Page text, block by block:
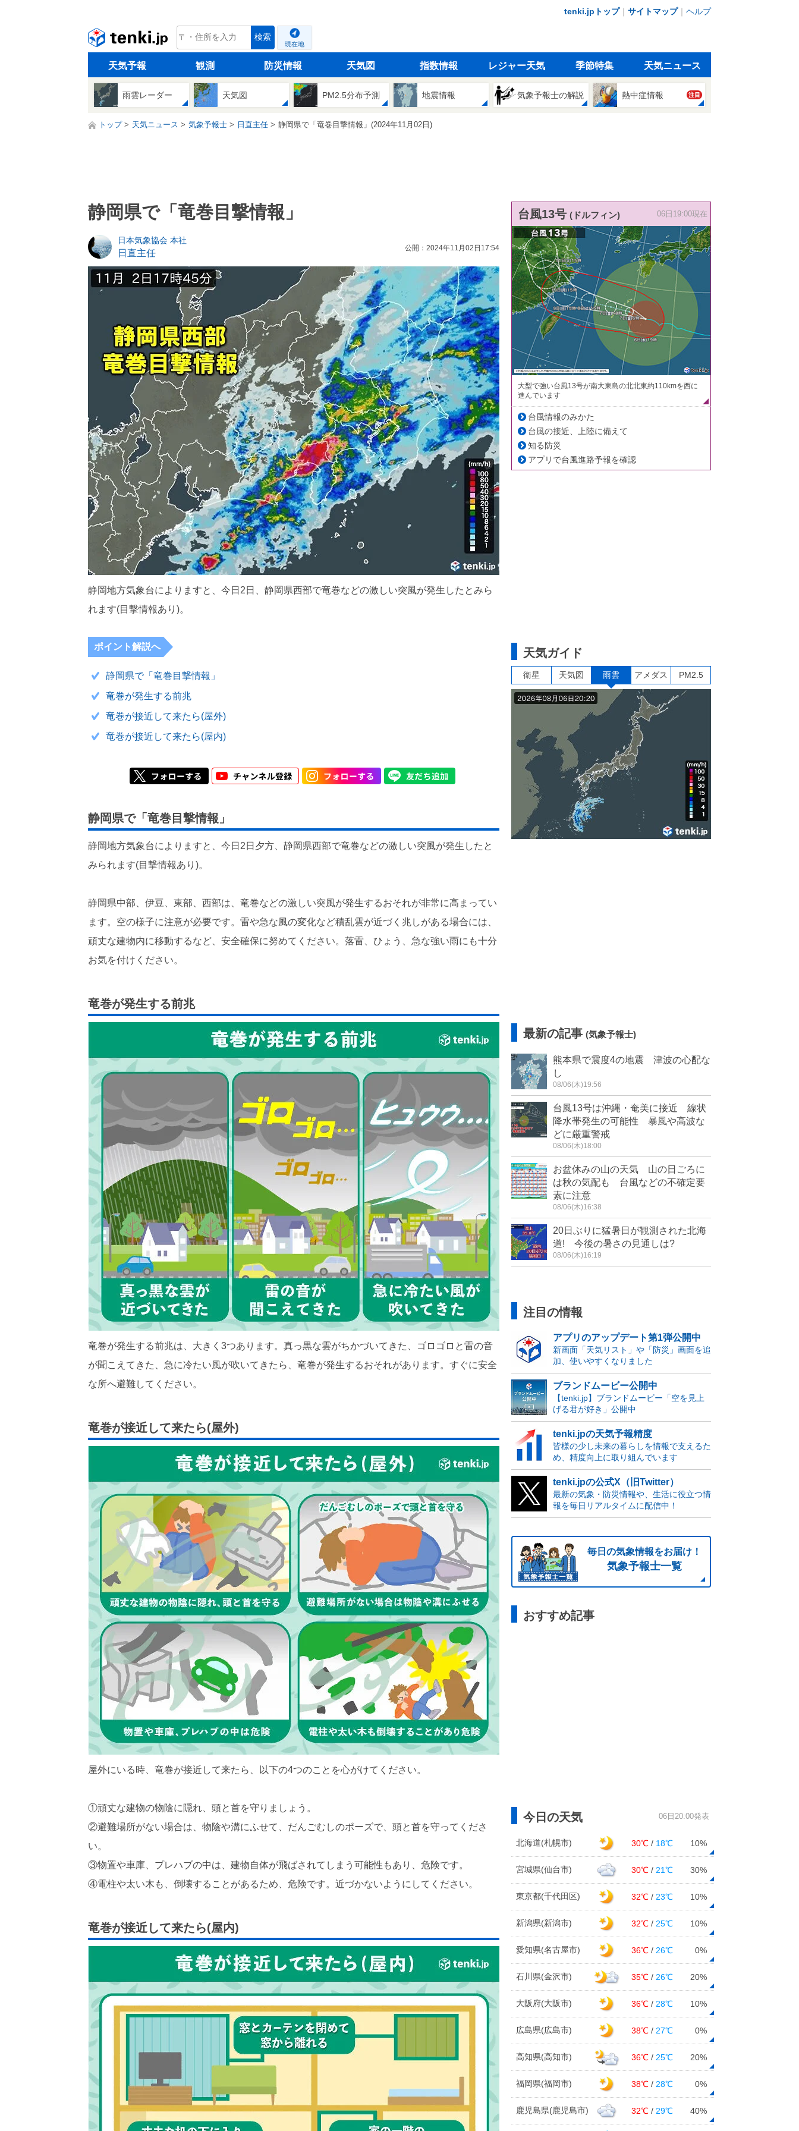
tenki.jpトップ｜ サイトマップ｜ ヘルプ
tenki.jp 検索
現在地
天気予報 観測 防災情報 天気図 指数情報 レジャー天気 季節特集 天気ニュース
雨雲レーダー 天気図 PM2.5分布予測 地震情報 気象予報士の解説 熱中症情報 注目
トップ 天気ニュース 気象予報士 日直主任 静岡県で「竜巻目撃情報」(2024年11月02日)
静岡県で「竜巻目撃情報」
日本気象協会 本社
日直主任
公開：2024年11月02日17:54
静岡地方気象台によりますと、今日2日、静岡県西部で竜巻などの激しい突風が発生したとみら
れます(目撃情報あり)。
ポイント解説へ
静岡県で「竜巻目撃情報」
竜巻が発生する前兆
竜巻が接近して来たら(屋外)
竜巻が接近して来たら(屋内)
静岡県で「竜巻目撃情報」
静岡地方気象台によりますと、今日2日夕方、静岡県西部で竜巻などの激しい突風が発生したと
みられます(目撃情報あり)。
静岡県中部、伊豆、東部、西部は、竜巻などの激しい突風が発生するおそれが非常に高まってい
ます。空の様子に注意が必要です。雷や急な風の変化など積乱雲が近づく兆しがある場合には、
頑丈な建物内に移動するなど、安全確保に努めてください。落雷、ひょう、急な強い雨にも十分
お気を付けください。
竜巻が発生する前兆
竜巻が発生する前兆は、大きく3つあります。真っ黒な雲がちかづいてきた、ゴロゴロと雷の音
が聞こえてきた、急に冷たい風が吹いてきたら、竜巻が発生するおそれがあります。すぐに安全
な所へ避難してください。
竜巻が接近して来たら(屋外)
屋外にいる時、竜巻が接近して来たら、以下の4つのことを心がけてください。
①頑丈な建物の物陰に隠れ、頭と首を守りましょう。
②避難場所がない場合は、物陰や溝にふせて、だんごむしのポーズで、頭と首を守ってくださ
い。
③物置や車庫、プレハブの中は、建物自体が飛ばされてしまう可能性もあり、危険です。
④電柱や太い木も、倒壊することがあるため、危険です。近づかないようにしてください。
竜巻が接近して来たら(屋内)
台風13号 (ドルフィン) 06日19:00現在
大型で強い台風13号が南大東島の北北東約110kmを西に
進んでいます
台風情報のみかた
台風の接近、上陸に備えて
知る防災
アプリで台風進路予報を確認
天気ガイド
衛星 天気図 雨雲 アメダス PM2.5
最新の記事 (気象予報士)
熊本県で震度4の地震 津波の心配な
し
08/06(木)19:56
台風13号は沖縄・奄美に接近 線状
降水帯発生の可能性 暴風や高波な
どに厳重警戒
08/06(木)18:00
お盆休みの山の天気 山の日ごろに
は秋の気配も 台風などの不確定要
素に注意
08/06(木)16:38
20日ぶりに猛暑日が観測された北海
道! 今後の暑さの見通しは?
08/06(木)16:19
注目の情報
アプリのアップデート第1弾公開中
新画面「天気リスト」や「防災」画面を追
加、使いやすくなりました
ブランドムービー公開中
【tenki.jp】ブランドムービー「空を見上
げる君が好き」公開中
tenki.jpの天気予報精度
皆様の少し未来の暮らしを情報で支えるた
め、精度向上に取り組んでいます
tenki.jpの公式X（旧Twitter）
最新の気象・防災情報や、生活に役立つ情
報を毎日リアルタイムに配信中！
毎日の気象情報をお届け！
気象予報士一覧
おすすめ記事
今日の天気 06日20:00発表
北海道(札幌市) 30℃ / 18℃ 10%
宮城県(仙台市) 30℃ / 21℃ 30%
東京都(千代田区) 32℃ / 23℃ 10%
新潟県(新潟市) 32℃ / 25℃ 10%
愛知県(名古屋市) 36℃ / 26℃ 0%
石川県(金沢市) 35℃ / 26℃ 20%
大阪府(大阪市) 36℃ / 28℃ 10%
広島県(広島市) 38℃ / 27℃ 0%
高知県(高知市) 36℃ / 25℃ 20%
福岡県(福岡市) 38℃ / 28℃ 0%
鹿児島県(鹿児島市) 32℃ / 29℃ 40%